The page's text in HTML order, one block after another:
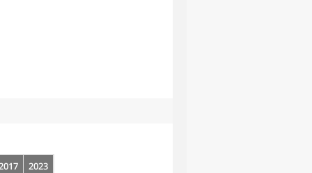
2023